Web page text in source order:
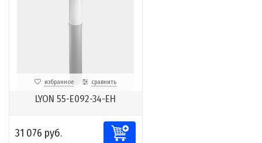
избранное сравнить
LYON 55-E092-34-EH
31 076 руб.